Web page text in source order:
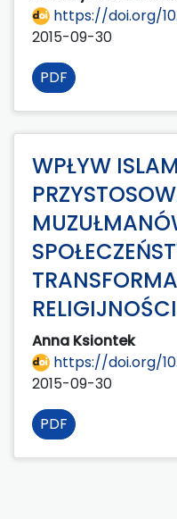
https://doi.org/
2015-09-30
PDF
WPŁYW
Anna Ksiontek
https://doi.org/
2015-09-30
PDF